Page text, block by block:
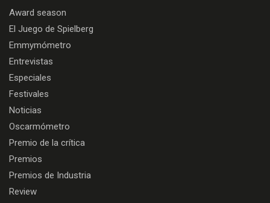
Award season
El Juego de Spielberg
Emmymómetro
Entrevistas
Especiales
Festivales
Noticias
Oscarmómetro
Premio de la crítica
Premios
Premios de Industria
Review